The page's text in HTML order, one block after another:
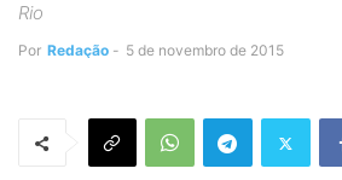
Rio
Por Redação - 5 de novembro de 2015